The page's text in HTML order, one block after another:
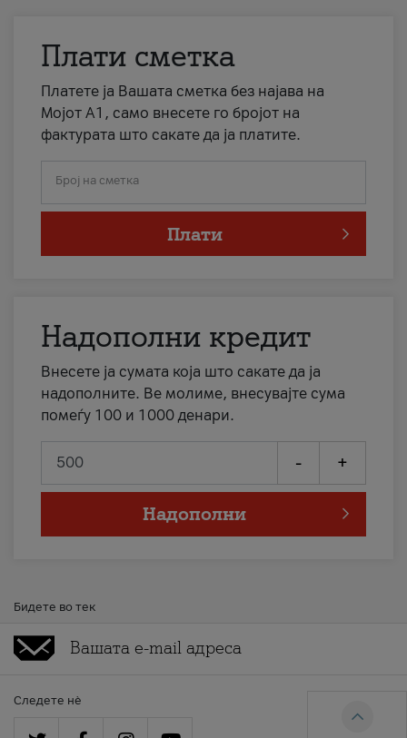
Плати сметка
Платете ја Вашата сметка без најава на
Мојот А1, само внесете го бројот на
фактурата што сакате да ја платите.
Број на сметка
Плати
Надополни кредит
Внесете ја сумата која што сакате да ја
надополните. Ве молиме, внесувајте сума
помеѓу 100 и 1000 денари.
- +
Надополни
Бидете во тек
Следете нè